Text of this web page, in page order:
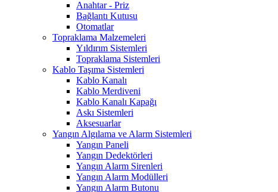
Anahtar - Priz
Bağlantı Kutusu
Otomatlar
Topraklama Malzemeleri
Yıldırım Sistemleri
Topraklama Sistemleri
Kablo Taşıma Sistemleri
Kablo Kanalı
Kablo Merdiveni
Kablo Kanalı Kapağı
Askı Sistemleri
Aksesuarlar
Yangın Algılama ve Alarm Sistemleri
Yangın Paneli
Yangın Dedektörleri
Yangın Alarm Sirenleri
Yangın Alarm Modülleri
Yangın Alarm Butonu